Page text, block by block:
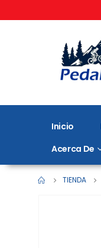
Inicio
Acerca De
TIENDA